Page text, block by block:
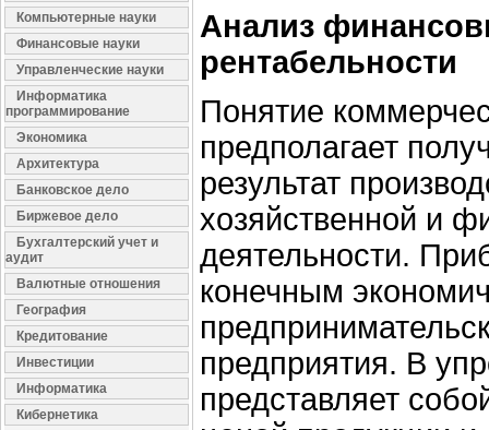
Компьютерные науки
Финансовые науки
Управленческие науки
Информатика
программирование
Экономика
Архитектура
Банковское дело
Биржевое дело
Бухгалтерский учет и
аудит
Валютные отношения
География
Кредитование
Инвестиции
Информатика
Кибернетика
Анализ
рентабельности
Понятие
предполагает
результат
хозяйственной и
деятельности.
конечным
предприятия. В
представляет